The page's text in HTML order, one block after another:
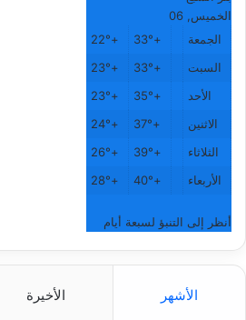
الخميس, 06
الجمعة
+
33°
+
22°
السبت
+
33°
+
23°
الأحد
+
35°
+
23°
الاثنين
+
37°
+
24°
الثلاثاء
+
39°
+
26°
الأربعاء
+
40°
+
28°
أنظر إلى التنبؤ لسبعة أيام
الأشهر الأخيرة